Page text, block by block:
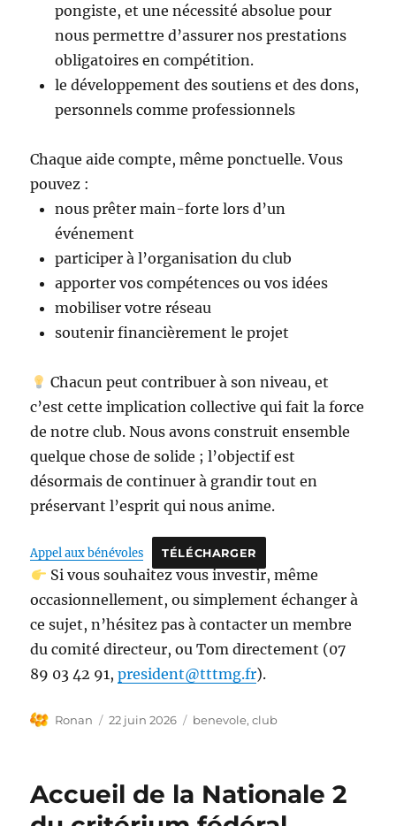
pongiste, et une nécessité absolue pour
nous permettre d’assurer nos prestations
obligatoires en compétition.
le développement des soutiens et des dons,
personnels comme professionnels
Chaque aide compte, même ponctuelle. Vous
pouvez :
nous prêter main-forte lors d’un
événement
participer à l’organisation du club
apporter vos compétences ou vos idées
mobiliser votre réseau
soutenir financièrement le projet
Chacun peut contribuer à son niveau, et
c’est cette implication collective qui fait la force
de notre club. Nous avons construit ensemble
quelque chose de solide ; l’objectif est
désormais de continuer à grandir tout en
préservant l’esprit qui nous anime.
Appel aux bénévoles TÉLÉCHARGER
Si vous souhaitez vous investir, même
occasionnellement, ou simplement échanger à
ce sujet, n’hésitez pas à contacter un membre
du comité directeur, ou Tom directement (07
89 03 42 91,president@tttmg.fr).
Auteur
Ronan
Publié
22 juin 2026 Étiquettes
benevole,club
Accueil de la Nationale 2